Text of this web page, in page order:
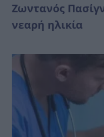
Ζωντανός
νεαρή ηλικία